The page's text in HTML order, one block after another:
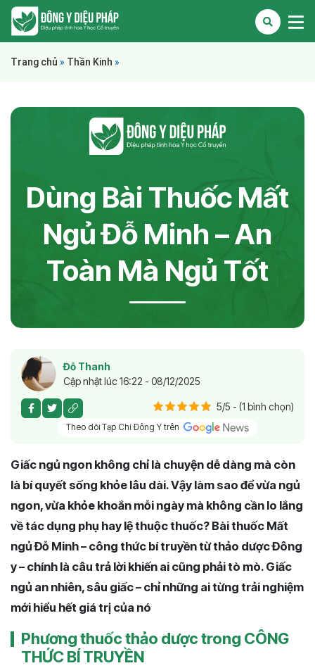
Trang chủ » Thần Kinh »
Dùng Bài Thuốc Mất
Ngủ Đỗ Minh – An
Toàn Mà Ngủ Tốt
Đỗ Thanh
Cập nhật lúc 16:22 - 08/12/2025
5/5 - (1 bình chọn)
Theo dõi Tạp Chí Đông Y trên
Giấc ngủ ngon không chỉ là chuyện dễ dàng mà còn
là bí quyết sống khỏe lâu dài. Vậy làm sao để vừa ngủ
ngon, vừa khỏe khoắn mỗi ngày mà không cần lo lắng
về tác dụng phụ hay lệ thuộc thuốc? Bài thuốc Mất
ngủ Đỗ Minh – công thức bí truyền từ thảo dược Đông
y – chính là câu trả lời khiến ai cũng phải tò mò. Giấc
ngủ an nhiên, sâu giấc – chỉ những ai từng trải nghiệm
mới hiểu hết giá trị của nó
Phương thuốc thảo dược trong CÔNG
THỨC BÍ TRUYỀN